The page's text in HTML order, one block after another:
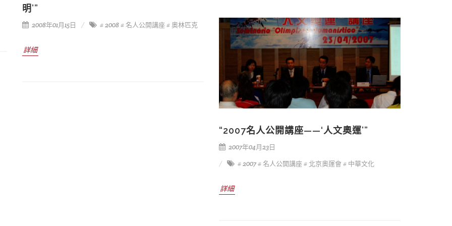
明’”
2008年01月15日 # 2008# 名人公開講座# 奧林匹克
詳細
“2007名人公開講座——‘人文奧運’”
2007年04月23日
# 2007# 名人公開講座# 北京奧運會# 中華文化
詳細